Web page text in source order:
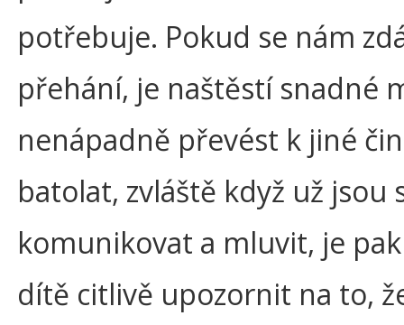
potřebuje. Pokud se nám
přehání, je naštěstí snadné
nenápadně převést k jiné
batolat, zvláště když už jsou
komunikovat a mluvit, je
dítě citlivě upozornit na to,